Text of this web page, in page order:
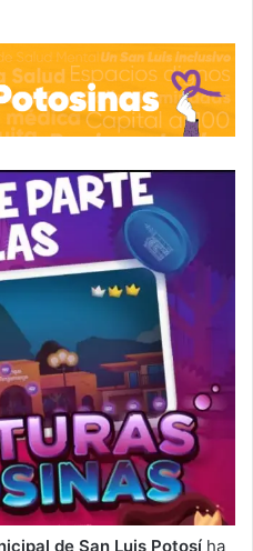
de San Luis Potosí ha